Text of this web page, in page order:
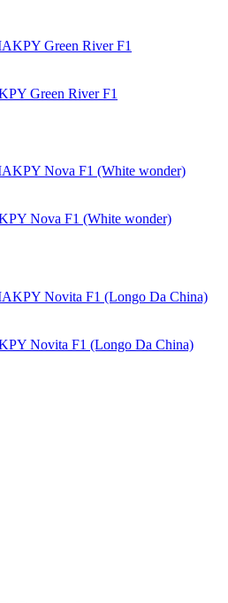
Green River F1
Nova F1 (White wonder)
Novita F1 (Longo Da China)